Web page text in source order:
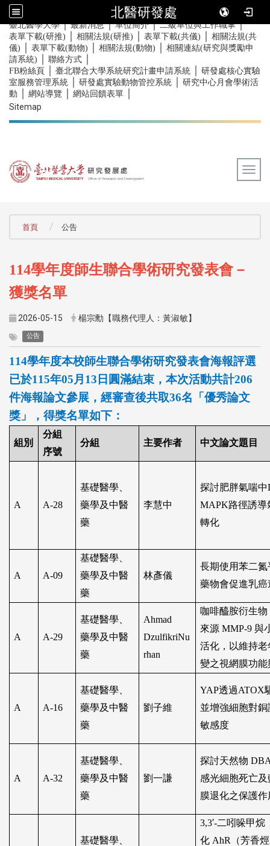
北醫研發處
::: 臺北醫學大學｜最新消息｜單位簡介｜二級單位與工作職掌｜
表單下載(研推) 相關法規(研推) 表單下載(共儀)
相關法規(共
儀)
表單下載(動物) 相關法規(動物)
相關連結(研究與獎勵申
請系統)
聯絡方式
FB粉絲頁 臺北聯合大學系統研究計畫申請系統
研發處核心實驗
室服務管理系統
研發處實驗動物管控系統
研究中心月會學術活
動
網站導覽 網站回饋表單
Sitemap
首頁 公告
114學年度師生聯合學術研究發表會－
獲獎名單
2026-05-15 楊宗勳【職務代理人：黃淑敏】
公告
114學年度本校師生聯合學術研究發表會海報評選
已於115年05月 13 日圓滿結束，本次活動共計206
件海報論文參展，經審查後共取36名「優秀論文
獎」，得獎名單如下：
組別
分組
序號
分組 主要作者 中文論文題目
A A-28
基礎醫學、
藥學及中醫
藥
李慧中
探討肥胖氣喘中
MAPK路徑誘導
轉化
A A-09
基礎醫學、
藥學及中醫
藥
林彥儀
長期使用苯二
藥物會促進乳癌
A A-29
基礎醫學、
藥學及中醫
藥
Ahmad
DzulfikriNu
rhan
咖啡醯胺衍生物
來源 MMP-9 與
活化，以維持
變之視網膜功能
A A-16
基礎醫學、
藥學及中醫
藥
劉子維
YAP透過ATOX
並增強細胞對
敏感度
A A-32
基礎醫學、
藥學及中醫
藥
劉一謙
探討天然物
感光細胞死亡
膜退化之保護
基礎醫學、
3,3′-二吲哚甲烷
化 AhR
（芳香